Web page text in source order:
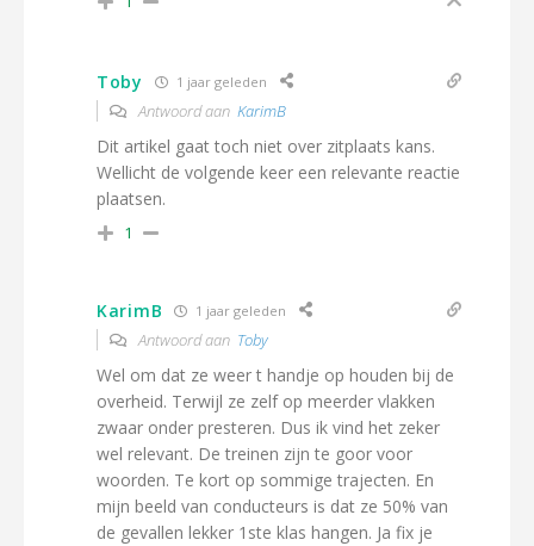
Toby 1 jaar geleden
Antwoord aan KarimB
Dit artikel gaat toch niet over zitplaats kans.
Wellicht de volgende keer een relevante reactie
plaatsen.
1
KarimB 1 jaar geleden
Antwoord aan Toby
Wel om dat ze weer t handje op houden bij de
overheid. Terwijl ze zelf op meerder vlakken
zwaar onder presteren. Dus ik vind het zeker
wel relevant. De treinen zijn te goor voor
woorden. Te kort op sommige trajecten. En
mijn beeld van conducteurs is dat ze 50% van
de gevallen lekker 1ste klas hangen. Ja fix je